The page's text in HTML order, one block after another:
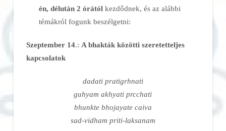
én, délután 2 órátólkezdődnek, és az alábbi
témákról fogunk beszélgetni:
Szeptember 14.: A bhakták közötti szeretetteljes
kapcsolatok
dadati pratigrhnati
guhyam akhyati prcchati
bhunkte bhojayate caiva
sad-vidham priti-laksanam